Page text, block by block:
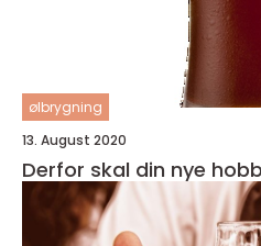
ølbrygning
13. August 2020
Derfor skal din nye